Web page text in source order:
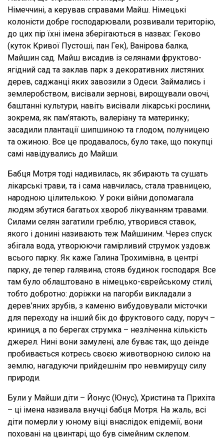
Німеччині, а керував справами Майш. Німецькі
колоністи добре господарювали, розвивали територію,
до цих пір їхні імена зберігаються в назвах: Геково
(куток Кривої Пустоші, пан Гек), Ванірова балка,
Майшин сад. Майш висадив із селянами фруктово-
ягідний сад та заклав парк з декоративних листяних
дерев, саджанці яких завозили з Одеси. Займались і
землеробством, висівали зернові, вирощували овочі,
баштанні культури, навіть висівали лікарські рослини,
зокрема, як пам’ятають, валеріану та материнку;
засадили плантації шипшиною та глодом, полуницею
та ожиною. Все це продавалось, було таке, що покупці
самі навідувались до Майши.
Бабця Мотря тоді надивилась, як збирають та сушать
лікарські трави, та і сама навчилась, стала травницею,
народною цілителькою. У роки війни допомагала
людям збутися багатьох хвороб лікуванням травами.
Силами селян загатили греблю, утворився ставок,
якого і донині називають теж Майшиним. Через спуск
збігала вода, утворюючи гамірливий струмок уздовж
всього парку. Як каже Галина Трохимівна, в центрі
парку, де тепер галявина, стояв будинок господаря. Все
там було облаштовано в німецько-єврейському стилі,
тобто добротно: доріжки на пагорби викладали з
дерев’яних зрубів, з каменю вибудовували місточки
для переходу на інший бік до фруктового саду, поруч –
криниця, а по берегах струмка – незліченна кількість
джерел. Нині вони замулені, але буває так, що деінде
пробивається котресь своєю животворною силою на
землю, нагадуючи прийдешнім про невмирущу силу
природи.
Були у Майши діти – Йонус (Юнус), Христина та Прихіта
– ці імена називала внучці бабця Мотря. На жаль, всі
діти померли у юному віці внаслідок епідемії, вони
поховані на цвинтарі, що був сімейним склепом.